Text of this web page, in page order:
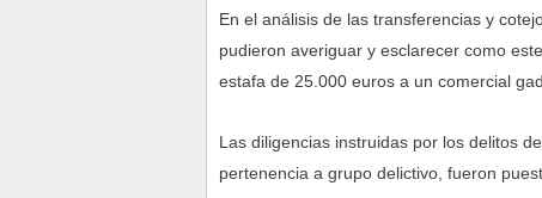
En el análisis de las transferencias y
pudieron averiguar y esclarecer como
estafa de 25.000 euros a un comercial
Las diligencias instruidas por los delitos
pertenencia a grupo delictivo, fueron